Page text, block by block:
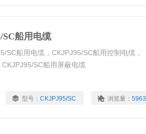
SC船用电缆
SC船用电缆，CKJPJ95/SC船用控制电缆，
SC船用屏蔽电缆
型号： CKJPJ95/SC 浏览量： 5963